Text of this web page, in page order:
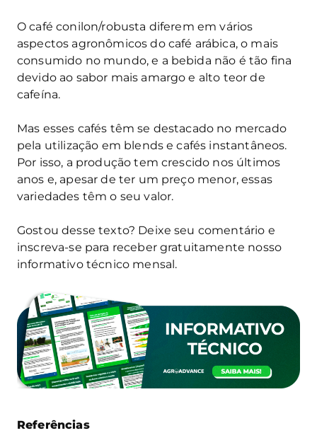
O café conilon/robusta diferem em vários
aspectos agronômicos do café arábica, o mais
consumido no mundo, e a bebida não é tão fina
devido ao sabor mais amargo e alto teor de
cafeína.
Mas esses cafés têm se destacado no mercado
pela utilização em blends e cafés instantâneos.
Por isso, a produção tem crescido nos últimos
anos e, apesar de ter um preço menor, essas
variedades têm o seu valor.
Gostou desse texto? Deixe seu comentário e
inscreva-se para receber gratuitamente nosso
informativo técnico mensal.
Referências